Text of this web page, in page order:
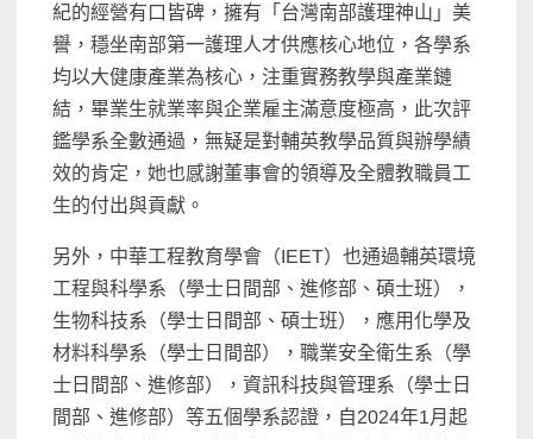
紀的經營有口皆碑，擁有「台灣南部護理神山」美
譽，穩坐南部第一護理人才供應核心地位，各學系
均以大健康產業為核心，注重實務教學與產業鏈
結，畢業生就業率與企業雇主滿意度極高，此次評
鑑學系全數通過，無疑是對輔英教學品質與辦學績
效的肯定，她也感謝董事會的領導及全體教職員工
生的付出與貢獻。
另外，中華工程教育學會（IEET）也通過輔英環境
工程與科學系（學士日間部、進修部、碩士班），
生物科技系（學士日間部、碩士班），應用化學及
材料科學系（學士日間部），職業安全衛生系（學
士日間部、進修部），資訊科技與管理系（學士日
間部、進修部）等五個學系認證，自2024年1月起